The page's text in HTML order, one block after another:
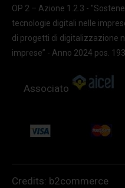
OP 2 – Azione 1.2.3 -
tecnologie digitali nelle
di progetti di digitalizzazione
imprese” - Anno 2024 pos. 193
Associato
Credits: b2commerce